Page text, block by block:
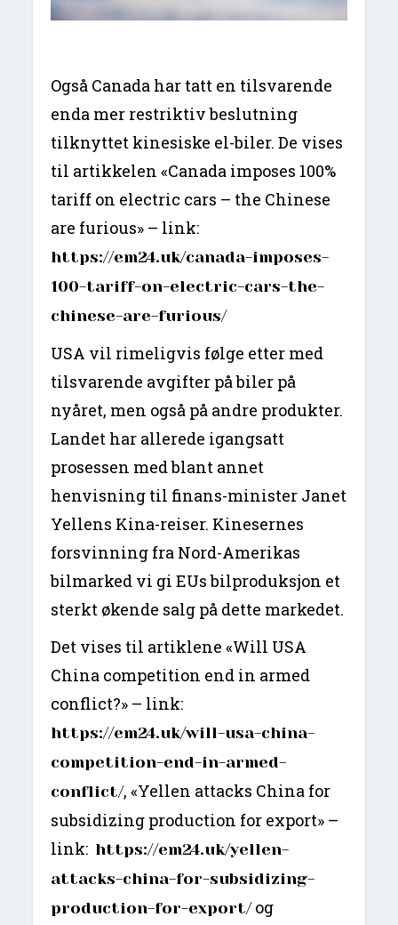
Også Canada har tatt en tilsvarende
enda mer restriktiv beslutning
tilknyttet kinesiske el-biler. De vises
til artikkelen «Canada imposes 100%
tariff on electric cars – the Chinese
are furious» – link:
https://em24.uk/canada-imposes-
100-tariff-on-electric-cars-the-
chinese-are-furious/
USA vil rimeligvis følge etter med
tilsvarende avgifter på biler på
nyåret, men også på andre produkter.
Landet har allerede igangsatt
prosessen med blant annet
henvisning til finans-minister Janet
Yellens Kina-reiser. Kinesernes
forsvinning fra Nord-Amerikas
bilmarked vi gi EUs bilproduksjon et
sterkt økende salg på dette markedet.
Det vises til artiklene «Will USA
China competition end in armed
conflict?» – link:
https://em24.uk/will-usa-china-
competition-end-in-armed-
conflict/, «Yellen attacks China for
subsidizing production for export» –
link: https://em24.uk/yellen-
attacks-china-for-subsidizing-
production-for-export/og